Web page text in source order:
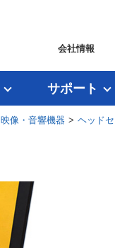
会社情報
サポート
映像・音響機器 >ヘッド